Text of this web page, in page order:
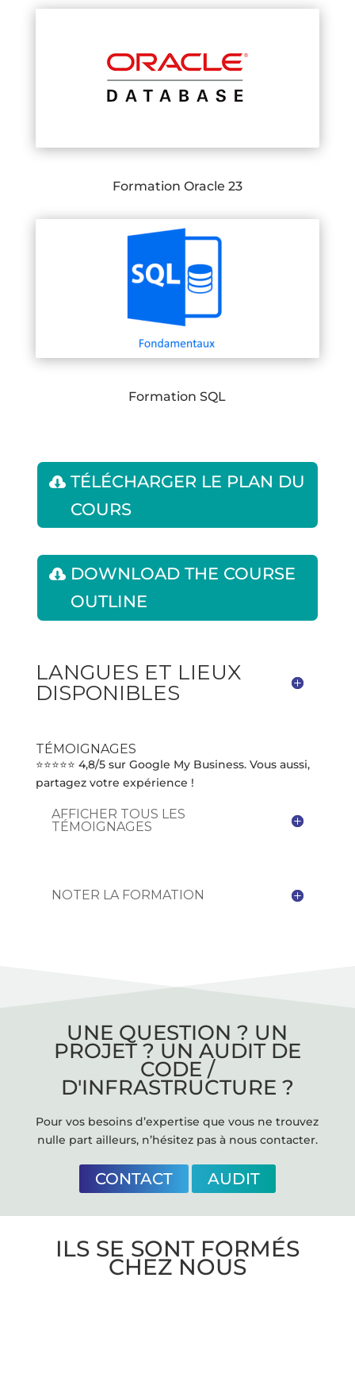
Formation Oracle 23
Formation SQL
TÉLÉCHARGER LE PLAN DU
COURS
DOWNLOAD THE COURSE
OUTLINE
LANGUES ET LIEUX
DISPONIBLES
TÉMOIGNAGES
⭐⭐⭐⭐⭐ 4,8/5 sur Google My Business. Vous aussi,
partagez votre expérience !
AFFICHER TOUS LES
TÉMOIGNAGES
NOTER LA FORMATION
UNE QUESTION ? UN
PROJET ? UN AUDIT DE
CODE /
D'INFRASTRUCTURE ?
Pour vos besoins d’expertise que vous ne trouvez
nulle part ailleurs, n’hésitez pas à nous contacter.
CONTACT AUDIT
ILS SE SONT FORMÉS
CHEZ NOUS